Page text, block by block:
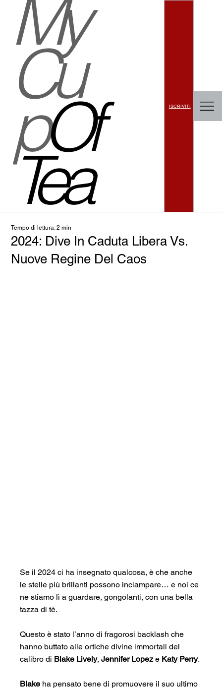
My
Cu
pOf
Tea
ISCRIVITI
2024: Dive In Caduta Libera Vs.
Nuove Regine Del Caos
Tempo di lettura: 2 min
Se il 2024 ci ha insegnato qualcosa, è che anche
le stelle più brillanti possono inciampare… e noi ce
ne stiamo lì a guardare, gongolanti, con una bella
tazza di tè.
Questo è stato l’anno di fragorosi backlash che
hanno buttato alle ortiche divine immortali del
calibro di Blake Lively, Jennifer Lopez e Katy Perry.
Blake ha pensato bene di promuovere il suo ultimo